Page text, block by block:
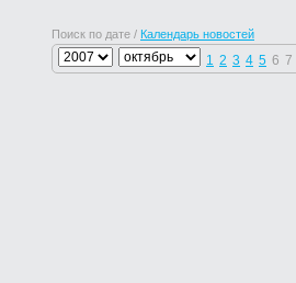
Поиск по дате / Календарь новостей
1 2 3 4 5 6 7